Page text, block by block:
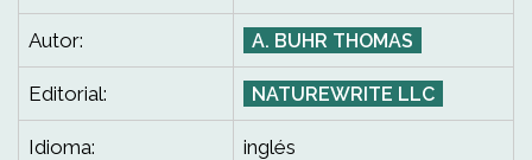
Autor: A. BUHR THOMAS
Editorial: NATUREWRITE LLC
Idioma: inglés